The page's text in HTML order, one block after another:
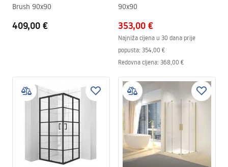
Brush 90x90
409,00 €
90x90
353,00 €
Najniža cijena u 30 dana prije
popusta: 354,00 €
Redovna cijena: 368,00 €